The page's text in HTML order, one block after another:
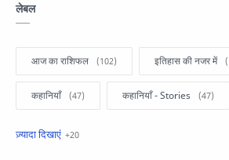
लेबल
आज का राशिफल इतिहास की नजर में
कहानियाँ कहानियाँ - Stories
खबरें फटाफट